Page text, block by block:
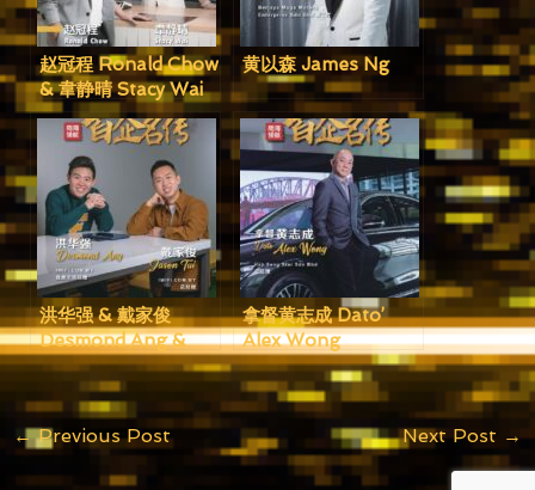
赵冠程 Ronald Chow
& 韋静晴 Stacy Wai
黄以森 James Ng
洪华强 & 戴家俊
Desmond Ang &
Jason Tai
拿督黄志成 Dato’
Alex Wong
←Previous Post Next Post →